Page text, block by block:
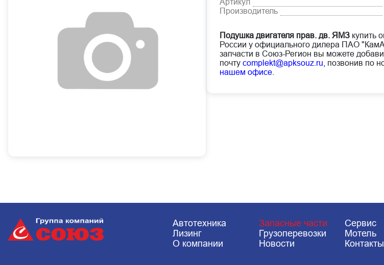
Артикул
Производитель
Подушка двигателя прав. дв. ЯМЗ купить
России у официального дилера ПАО
запчасти в Союз-Регион вы можете
почту complekt@apksouz.ru, позвонив по
нашем офисе
Автотехника Запасные части
Сервис
Лизинг
Грузоперевозки
Мотель
О компании
Новости Контакты